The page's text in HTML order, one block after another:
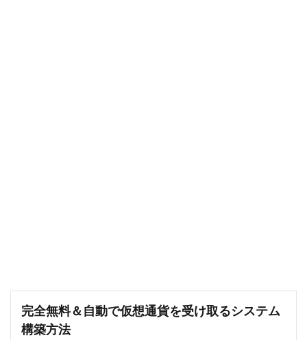
完全無料＆自動で仮想通貨を受け取るシステム
構築方法